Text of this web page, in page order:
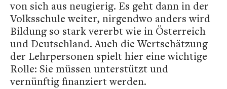
von sich aus neugierig. Es geht dann in der
Volksschule weiter, nirgendwo anders wird
Bildung so stark vererbt wie in Österreich
und Deutschland. Auch die Wertschätzung
der Lehrpersonen spielt hier eine wichtige
Rolle: Sie müssen unterstützt und
vernünftig finanziert werden.